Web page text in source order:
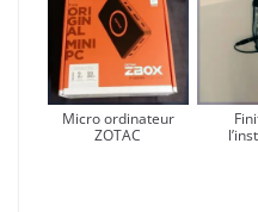
Micro ordinateur
ZOTAC